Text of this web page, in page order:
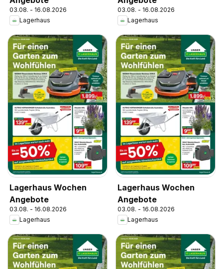
03.08. - 16.08.2026
Lagerhaus
03.08. - 16.08.2026
Lagerhaus
Lagerhaus Wochen
Angebote
03.08. - 16.08.2026
Lagerhaus
Lagerhaus Wochen
Angebote
03.08. - 16.08.2026
Lagerhaus